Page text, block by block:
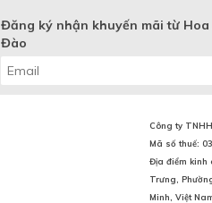
Đăng ký nhận khuyến mãi từ Hoa
Đào
Công ty
Mã số thuế:
Địa điểm kinh
Trưng,
Minh, Việt